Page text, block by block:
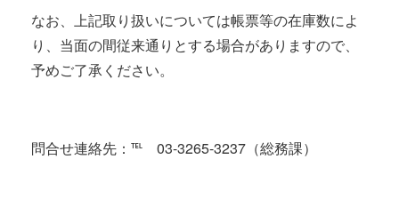
なお、上記取り扱いについては帳票等の在庫数によ
り、当面の間従来通りとする場合がありますので、
予めご了承ください。
問合せ連絡先：℡ 03-3265-3237（総務課）